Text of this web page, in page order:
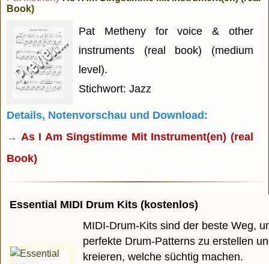
Book)
Pat Metheny for voice & other
instruments (real book) (medium
level).
Stichwort: Jazz
Details, Notenvorschau und Download:
→ As I Am Singstimme Mit Instrument(en) (real
Book)
Essential MIDI Drum Kits (kostenlos)
MIDI-Drum-Kits sind der beste Weg,
perfekte Drum-Patterns zu erstellen
kreieren, welche süchtig machen.